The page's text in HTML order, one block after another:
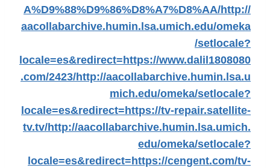
A%D9%88%D9%86%D8%A7%D8%AA/http://
aacollabarchive.humin.lsa.umich.edu/omeka
/setlocale?
locale=es&redirect=https://www.dalil1808080
.com/2423/http://aacollabarchive.humin.lsa.u
mich.edu/omeka/setlocale?
locale=es&redirect=https://tv-repair.satellite-
tv.tv/http://aacollabarchive.humin.lsa.umich.
edu/omeka/setlocale?
locale=es&redirect=https://cengent.com/tv-